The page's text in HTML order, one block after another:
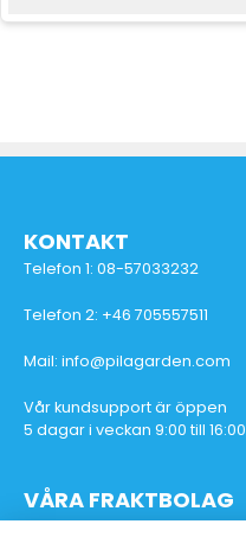
KONTAKT
Telefon 1: 08-57033232
Telefon 2: +46 705557511
Mail: info@pilagarden.com
Vår kundsupport är öppen
5 dagar i veckan 9:00 till 16:00
VÅRA FRAKTBOLAG